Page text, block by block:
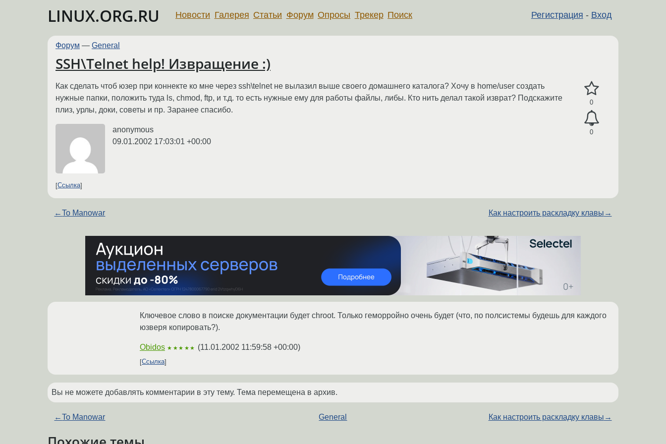
LINUX.ORG.RU Регистрация - Вход
Новости Галерея Статьи Форум Опросы Трекер Поиск
Форум — General
SSH\Telnet help! Извращение :)
0
0
Как сделать чтоб юзер при коннекте ко мне через ssh\telnet не вылазил выше своего домашнего каталога? Хочу в home/user создать
нужные папки, положить туда ls, chmod, ftp, и т.д. то есть нужные ему для работы файлы, либы. Кто нить делал такой изврат? Подскажите
плиз, урлы, доки, советы и пр. Заранее спасибо.
anonymous
09.01.2002 17:03:01 +00:00
Ссылка
←To Manowar Как настроить раскладку клавы →
Ключевое слово в поиске документации будет chroot. Только геморройно очень будет (что, по полсистемы будешь для каждого
юзверя копировать?).
Obidos ★★★★★ (11.01.2002 11:59:58 +00:00)
Ссылка
Вы не можете добавлять комментарии в эту тему. Тема перемещена в архив.
←To Manowar General Как настроить раскладку клавы →